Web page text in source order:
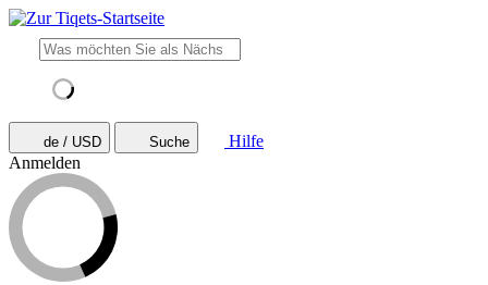
de / USD Suche
Hilfe
Anmelden